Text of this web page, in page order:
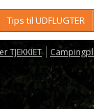
Tips til UDFLUGTER
TJEKKIET